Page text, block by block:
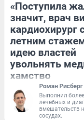
«Поступила
значит, врач
кардиохирург
летним
идею властей
увольнять
хамство
Роман Рисберг
Выполнил
лечебных и
вмешательств
сосудах.